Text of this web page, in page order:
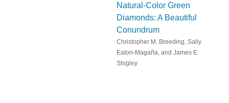
Natural-Color Green
Diamonds: A Beautiful
Conundrum
Christopher M. Breeding, Sally
Eaton-Magaña, and James E.
Shigley